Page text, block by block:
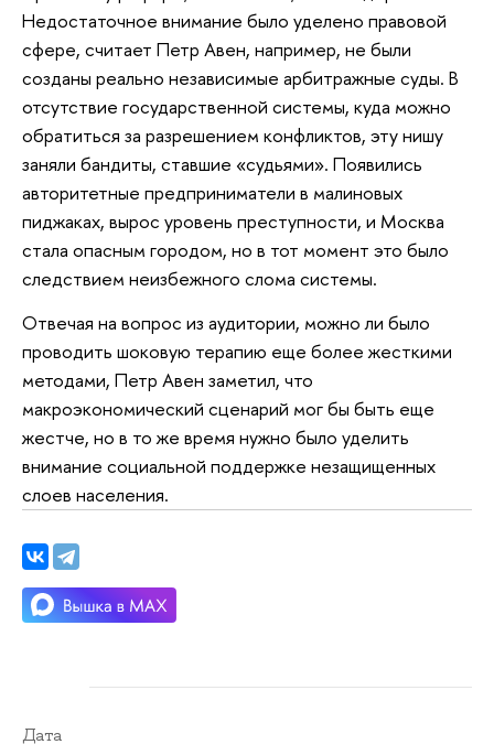
Недостаточное внимание было уделено правовой
сфере, считает Петр Авен, например, не были
созданы реально независимые арбитражные суды. В
отсутствие государственной системы, куда можно
обратиться за разрешением конфликтов, эту нишу
заняли бандиты, ставшие «судьями». Появились
авторитетные предприниматели в малиновых
пиджаках, вырос уровень преступности, и Москва
стала опасным городом, но в тот момент это было
следствием неизбежного слома системы.
Отвечая на вопрос из аудитории, можно ли было
проводить шоковую терапию еще более жесткими
методами, Петр Авен заметил, что
макроэкономический сценарий мог бы быть еще
жестче, но в то же время нужно было уделить
внимание социальной поддержке незащищенных
слоев населения.
Дата